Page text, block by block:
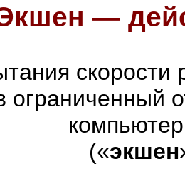
—
скорости
ограниченный
(«экшен